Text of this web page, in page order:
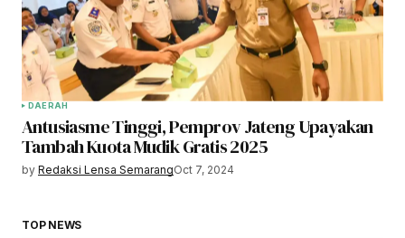
DAERAH
Antusiasme Tinggi, Pemprov Jateng Upayakan
Tambah Kuota Mudik Gratis 2025
by Redaksi Lensa SemarangOct 7, 2024
TOP NEWS